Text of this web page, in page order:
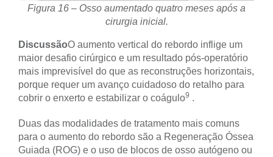
Figura 16 – Osso aumentado quatro meses após a
cirurgia inicial.
DiscussãoO aumento vertical do rebordo inflige um
maior desafio cirúrgico e um resultado pós-operatório
mais imprevisível do que as reconstruções horizontais,
porque requer um avanço cuidadoso do retalho para
cobrir o enxerto e estabilizar o coágulo9 .
Duas das modalidades de tratamento mais comuns
para o aumento do rebordo são a Regeneração Óssea
Guiada (ROG) e o uso de blocos de osso autógeno ou